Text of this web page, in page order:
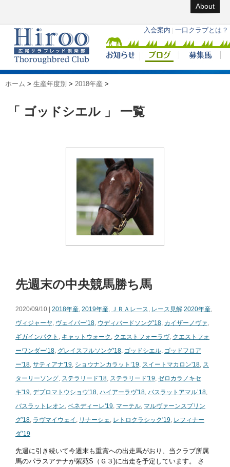
About
ホーム > 生産年度別 > 2018年産 >
「 ゴッドシエル 」 一覧
先週末の中央競馬勝ち馬
2020/09/10 | 2018年産, 2019年産, ＪＲＡレース, レース見解 2020年産,
ヴィジャーヤ, ヴェイパー'18, ウディバードソング'18, カイザーノヴァ,
ギガインパクト , キャットウォーク , クエストフォーラヴ, クエストフォ
ーワンダー'18, グレイスフルソング'18, ゴッドシエル, ゴッドフロア
ー'18, サティアナ'19, ショウナンカラット’19, スイートマカロン'18, ス
ターリーソング, ステラリード'18, ステラリード'19, ゼロカラノキセ
キ'19, デプロマトウショウ'18, ハイアーラヴ'18, バスラットアマル’18,
バスラットレオン, ベネディーレ'19, マーテル, マルヴァーンスプリン
グ'18, ラヴマイウェイ , リナーシェ, レトロクラシック'19, レフィナー
ダ’19
先週に引き続いて今週末も重賞への出走馬がおり、当クラブ所属
馬のパラスアテナが紫苑S（Ｇ３)に出走を予定しています。 さ